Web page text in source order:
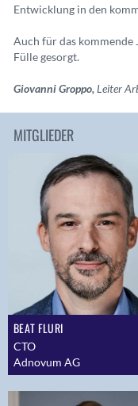
Entwicklung in den
Auch für das kommende
Fülle gesorgt.
Giovanni Groppo, Leiter
MITGLIEDER
BEAT FLURI
CTO
Adnovum AG